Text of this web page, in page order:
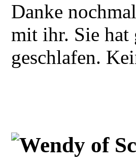
Danke
mit ihr. Sie hat
geschlafen.
Wendy of